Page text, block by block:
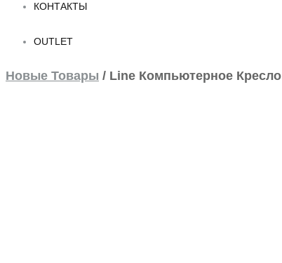
КОНТАКТЫ
OUTLET
Новые Товары / Line Компьютерное Кресло